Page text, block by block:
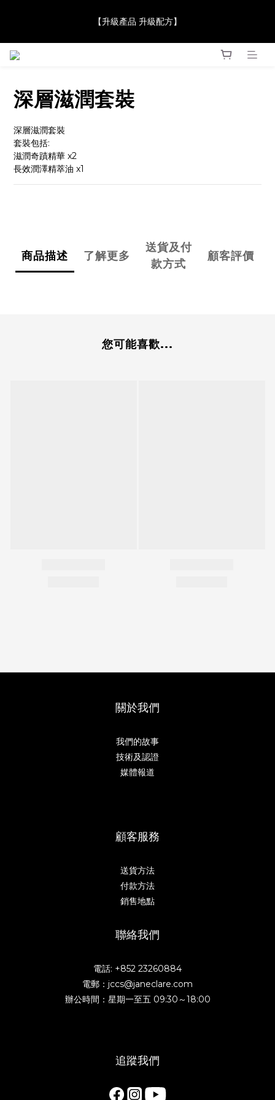
Award 勇奪金獎】
【升級產品 升級配方】
【JaneClare 康膚薈在iida Award Milan 2024 Professional
深層滋潤套裝
深層滋潤套裝
套裝包括:
滋潤奇蹟精華 x2
長效潤澤精萃油 x1
商品描述 了解更多
送貨及付
款方式
顧客評價
您可能喜歡...
關於我們
我們的故事
技術及認證
媒體報道
顧客服務
送貨方法
付款方法
銷售地點
聯絡我們
電話: +852 23260884
電郵：jccs@janeclare.com
辦公時間：星期一至五 09:30～18:00
追蹤我們